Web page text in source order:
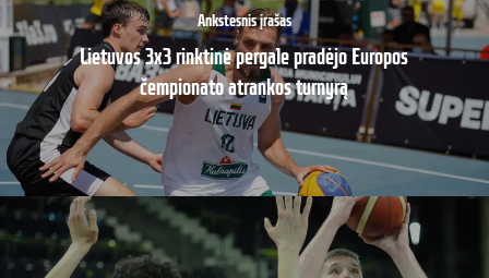
Ankstesnis įrašas
Lietuvos 3x3 rinktinė pergale pradėjo Europos
čempionato atrankos turnyrą